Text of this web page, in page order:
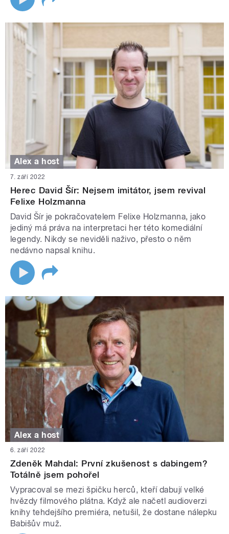
Alex a host
7. září 2022
Herec David Šír: Nejsem imitátor, jsem revival
Felixe Holzmanna
David Šír je pokračovatelem Felixe Holzmanna, jako
jediný má práva na interpretaci her této komediální
legendy. Nikdy se neviděli naživo, přesto o něm
nedávno napsal knihu.
Alex a host
6. září 2022
Zdeněk Mahdal: První zkušenost s dabingem?
Totálně jsem pohořel
Vypracoval se mezi špičku herců, kteří dabují velké
hvězdy filmového plátna. Když ale načetl audioverzi
knihy tehdejšího premiéra, netušil, že dostane nálepku
Babišův muž.